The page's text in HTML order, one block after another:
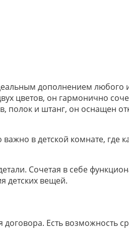
дополнением любого
цветов, он гармонично
полок и штанг, он оснащен
в детской комнате, где
Сочетая в себе
детских вещей.
договора. Есть возможность